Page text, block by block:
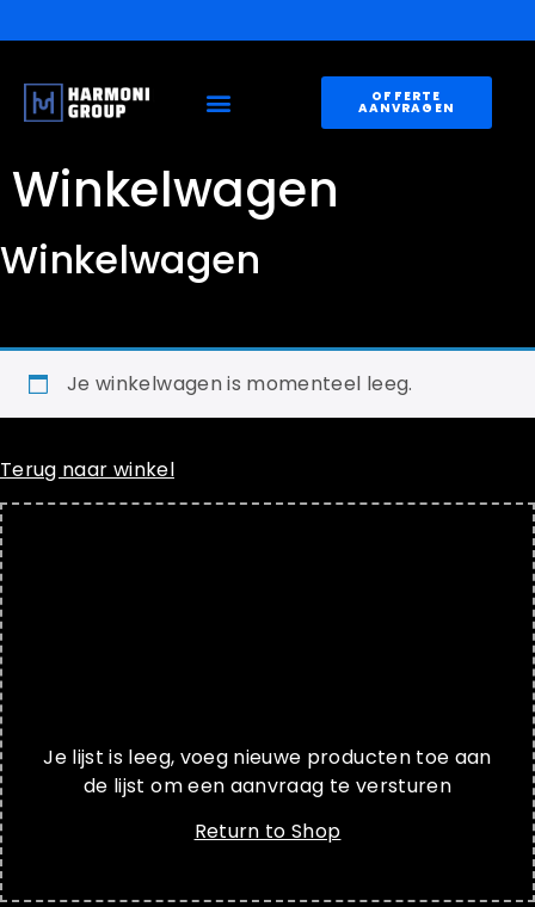
OFFERTE
AANVRAGEN
Winkelwagen
Winkelwagen
Je winkelwagen is momenteel leeg.
Terug naar winkel
Je lijst is leeg, voeg nieuwe producten toe aan
de lijst om een aanvraag te versturen
Return to Shop